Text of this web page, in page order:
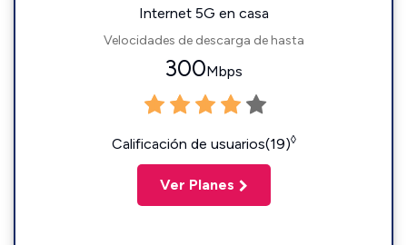
Internet 5G en casa
Velocidades de descarga de hasta
300Mbps
Calificación de usuarios(19)◊
Ver Planes